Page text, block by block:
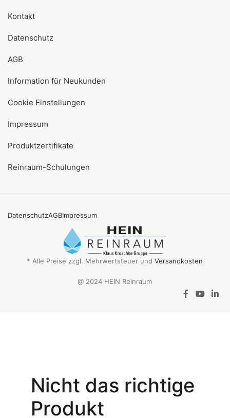
Kontakt
Datenschutz
AGB
Information für Neukunden
Cookie Einstellungen
Impressum
Produktzertifikate
Reinraum-Schulungen
DatenschutzAGBImpressum
* Alle Preise zzgl. Mehrwertsteuer undVersandkosten
@ 2024 HEIN Reinraum
Gutschein-Code
INSPEC30
erhalten Sie
% Rabattauf
Nicht das richtige
Produkt